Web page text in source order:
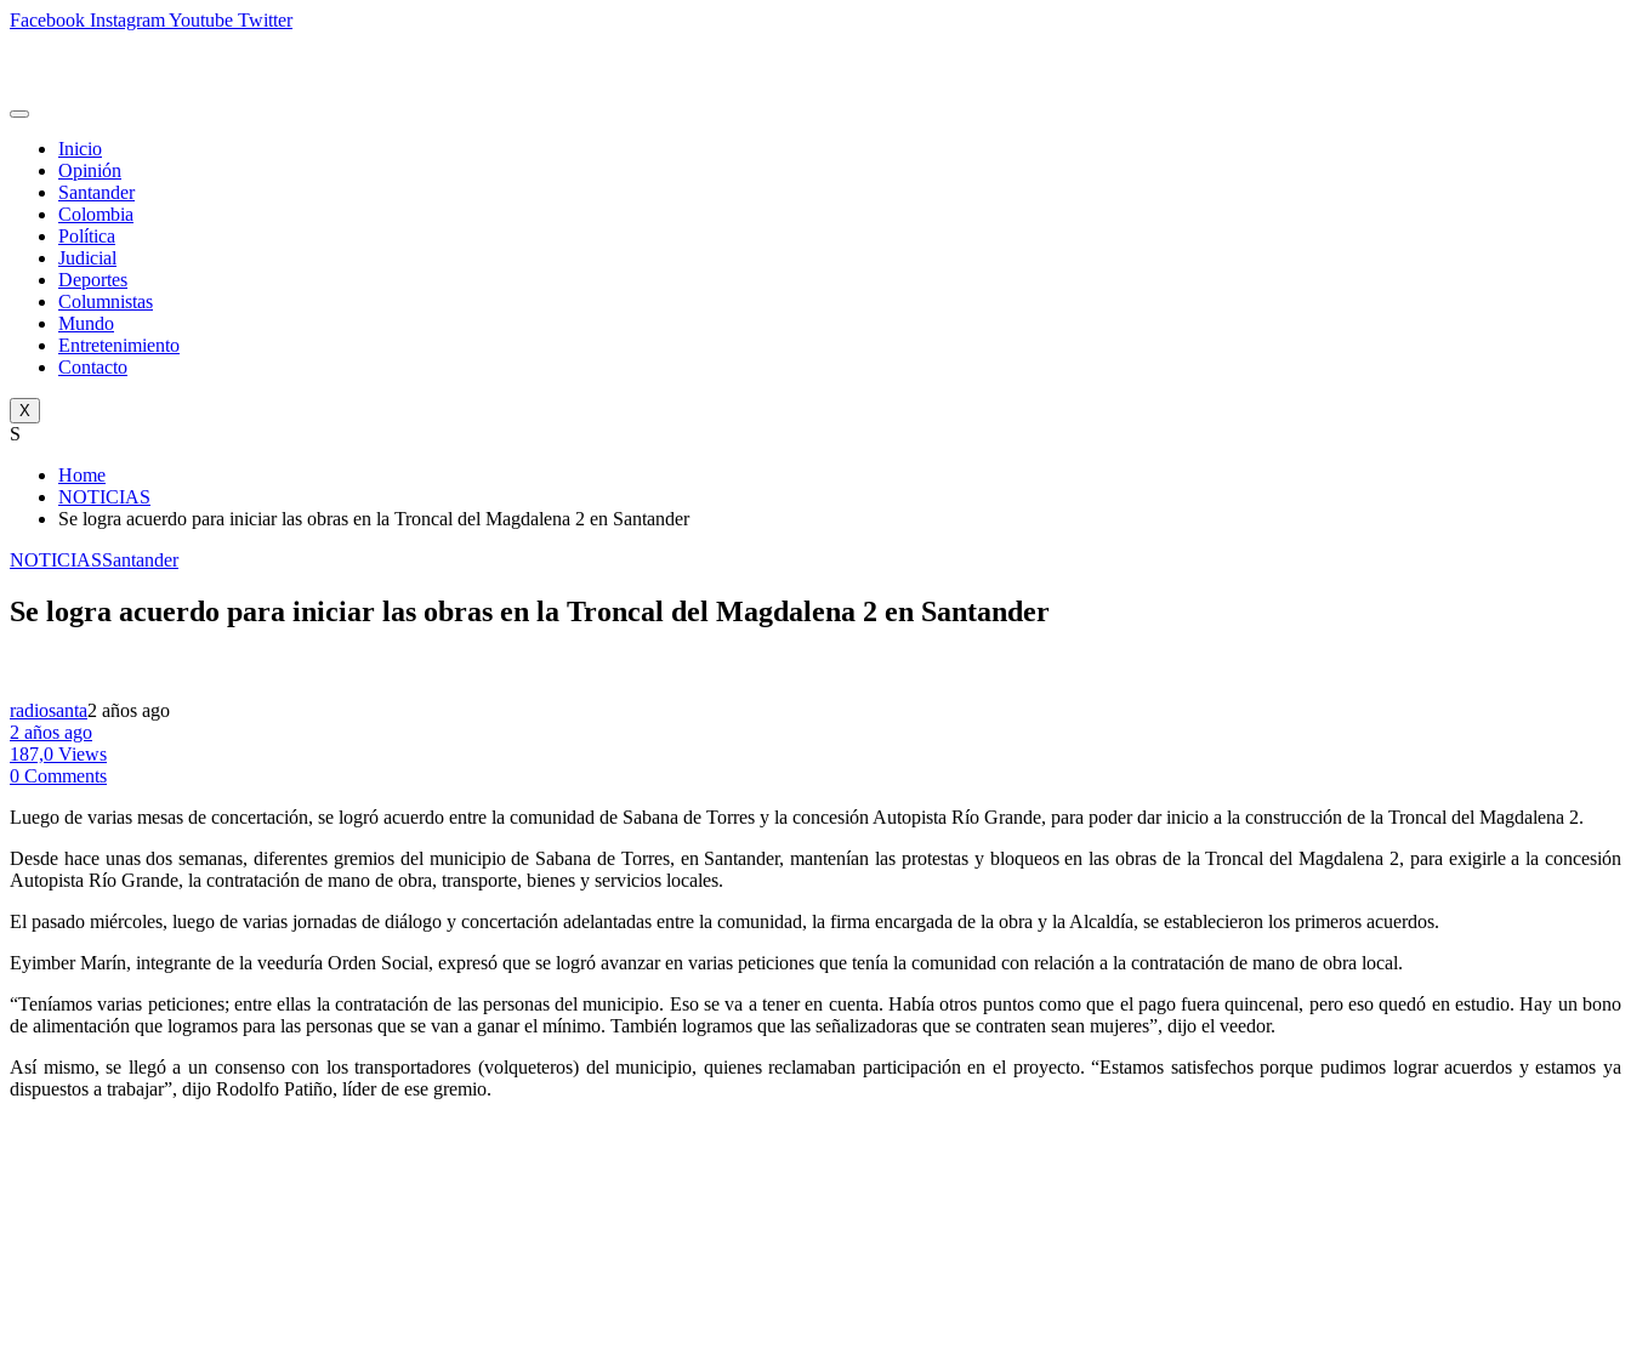
Facebook InstagramYoutube Twitter
Inicio
Opinión
Santander
Colombia
Política
Judicial
Deportes
Columnistas
Mundo
Entretenimiento
Contacto
X
S
Home
NOTICIAS
Se logra acuerdo para iniciar las obras en la Troncal del Magdalena 2 en Santander
NOTICIASSantander
Se logra acuerdo para iniciar las obras en la Troncal del Magdalena 2 en Santander
radiosanta2 años ago
2 años ago
187,0 Views
0 Comments
Luego de varias mesas de concertación, se logró acuerdo entre la comunidad de Sabana de Torres y la concesión Autopista Río Grande, para poder dar inicio a la construcción de la Troncal del Magdalena 2.
Desde hace unas dos semanas, diferentes gremios del municipio de Sabana de Torres, en Santander, mantenían las protestas y bloqueos en las obras de la Troncal del Magdalena 2, para exigirle a la concesión
Autopista Río Grande, la contratación de mano de obra, transporte, bienes y servicios locales.
El pasado miércoles, luego de varias jornadas de diálogo y concertación adelantadas entre la comunidad, la firma encargada de la obra y la Alcaldía, se establecieron los primeros acuerdos.
Eyimber Marín, integrante de la veeduría Orden Social, expresó que se logró avanzar en varias peticiones que tenía la comunidad con relación a la contratación de mano de obra local.
“Teníamos varias peticiones; entre ellas la contratación de las personas del municipio. Eso se va a tener en cuenta. Había otros puntos como que el pago fuera quincenal, pero eso quedó en estudio. Hay un bono
de alimentación que logramos para las personas que se van a ganar el mínimo. También logramos que las señalizadoras que se contraten sean mujeres”, dijo el veedor.
Así mismo, se llegó a un consenso con los transportadores (volqueteros) del municipio, quienes reclamaban participación en el proyecto. “Estamos satisfechos porque pudimos lograr acuerdos y estamos ya
dispuestos a trabajar”, dijo Rodolfo Patiño, líder de ese gremio.